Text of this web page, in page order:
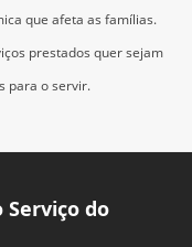
que afeta as famílias.
prestados quer sejam
para o servir.
Serviço do